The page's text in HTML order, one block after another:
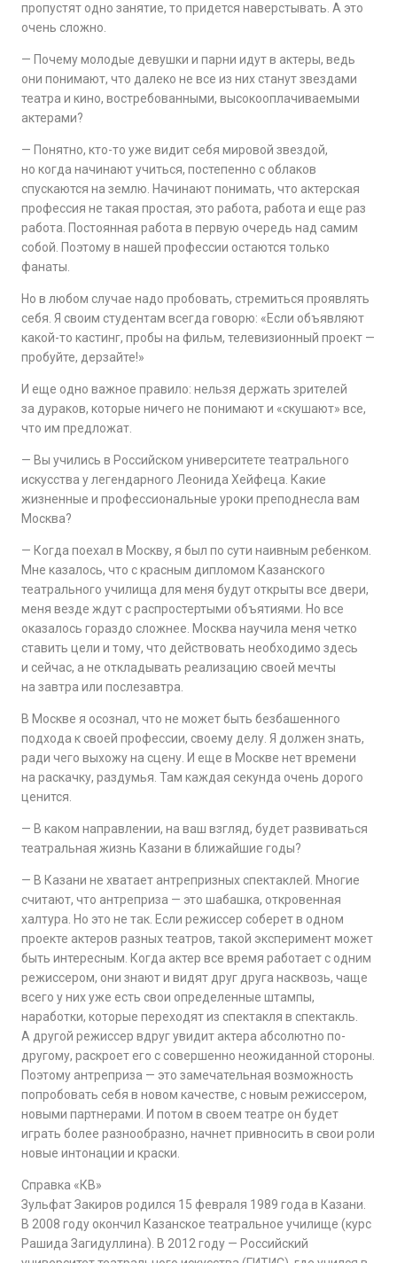
пропустят одно занятие, то придется наверстывать. А это
очень сложно.
— Почему молодые девушки и парни идут в актеры, ведь
они понимают, что далеко не все из них станут звездами
театра и кино, востребованными, высокооплачиваемыми
актерами?
— Понятно, кто-то уже видит себя мировой звездой,
но когда начинают учиться, постепенно с облаков
спускаются на землю. Начинают понимать, что актерская
профессия не такая простая, это работа, работа и еще раз
работа. Постоянная работа в первую очередь над самим
собой. Поэтому в нашей профессии остаются только
фанаты.
Но в любом случае надо пробовать, стремиться проявлять
себя. Я своим студентам всегда говорю: «Если объявляют
какой-то кастинг, пробы на фильм, телевизионный проект —
пробуйте, дерзайте!»
И еще одно важное правило: нельзя держать зрителей
за дураков, которые ничего не понимают и «скушают» все,
что им предложат.
— Вы учились в Российском университете театрального
искусства у легендарного Леонида Хейфеца. Какие
жизненные и профессиональные уроки преподнесла вам
Москва?
— Когда поехал в Москву, я был по сути наивным ребенком.
Мне казалось, что с красным дипломом Казанского
театрального училища для меня будут открыты все двери,
меня везде ждут с распростертыми объятиями. Но все
оказалось гораздо сложнее. Москва научила меня четко
ставить цели и тому, что действовать необходимо здесь
и сейчас, а не откладывать реализацию своей мечты
на завтра или послезавтра.
В Москве я осознал, что не может быть безбашенного
подхода к своей профессии, своему делу. Я должен знать,
ради чего выхожу на сцену. И еще в Москве нет времени
на раскачку, раздумья. Там каждая секунда очень дорого
ценится.
— В каком направлении, на ваш взгляд, будет развиваться
театральная жизнь Казани в ближайшие годы?
— В Казани не хватает антрепризных спектаклей. Многие
считают, что антреприза — это шабашка, откровенная
халтура. Но это не так. Если режиссер соберет в одном
проекте актеров разных театров, такой эксперимент может
быть интересным. Когда актер все время работает с одним
режиссером, они знают и видят друг друга насквозь, чаще
всего у них уже есть свои определенные штампы,
наработки, которые переходят из спектакля в спектакль.
А другой режиссер вдруг увидит актера абсолютно по-
другому, раскроет его с совершенно неожиданной стороны.
Поэтому антреприза — это замечательная возможность
попробовать себя в новом качестве, с новым режиссером,
новыми партнерами. И потом в своем театре он будет
играть более разнообразно, начнет привносить в свои роли
новые интонации и краски.
Справка «КВ»
Зульфат Закиров родился 15 февраля 1989 года в Казани.
В 2008 году окончил Казанское театральное училище (курс
Рашида Загидуллина). В 2012 году — Российский